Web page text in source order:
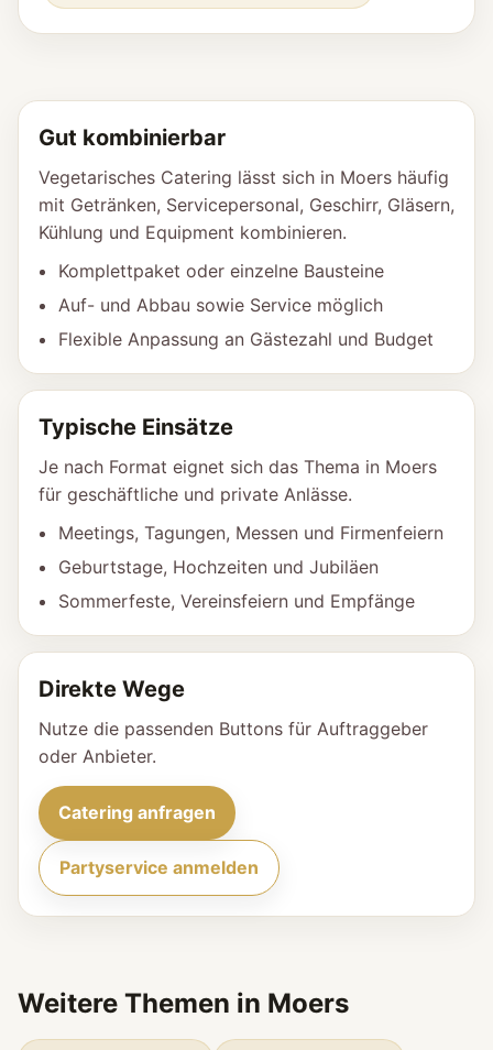
Gut kombinierbar
Vegetarisches Catering lässt sich in Moers häufig
mit Getränken, Servicepersonal, Geschirr, Gläsern,
Kühlung und Equipment kombinieren.
Komplettpaket oder einzelne Bausteine
Auf- und Abbau sowie Service möglich
Flexible Anpassung an Gästezahl und Budget
Typische Einsätze
Je nach Format eignet sich das Thema in Moers
für geschäftliche und private Anlässe.
Meetings, Tagungen, Messen und Firmenfeiern
Geburtstage, Hochzeiten und Jubiläen
Sommerfeste, Vereinsfeiern und Empfänge
Direkte Wege
Nutze die passenden Buttons für Auftraggeber
oder Anbieter.
Catering anfragen
Partyservice anmelden
Weitere Themen in Moers